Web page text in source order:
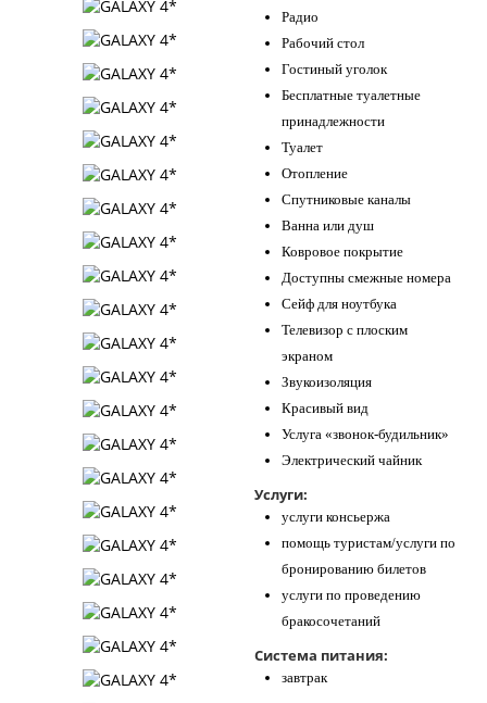
Радио
Рабочий стол
Гостиный уголок
Бесплатные туалетные
принадлежности
Туалет
Отопление
Спутниковые каналы
Ванна или душ
Ковровое покрытие
Доступны смежные номера
Сейф для ноутбука
Телевизор с плоским
экраном
Звукоизоляция
Красивый вид
Услуга «звонок-будильник»
Электрический чайник
Услуги:
услуги консьержа
помощь туристам/услуги по
бронированию билетов
услуги по проведению
бракосочетаний
Система питания:
завтрак